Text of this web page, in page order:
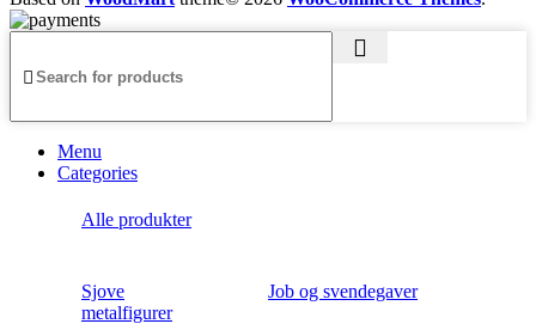
Menu
Categories
Alle produkter
Sjove
metalfigurer
Job og svendegaver